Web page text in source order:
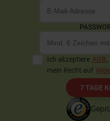
Ich akzeptiere AGB,
mein Recht auf
7 TAGE